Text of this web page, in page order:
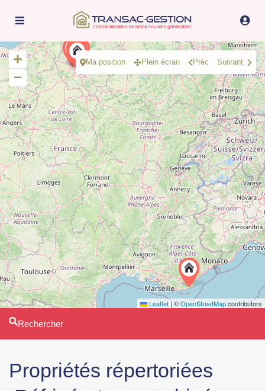
Leaflet | ©OpenStreetMapcontributors
Ma position Plein écran Préc Suivant
Rechercher
Propriétés répertoriées